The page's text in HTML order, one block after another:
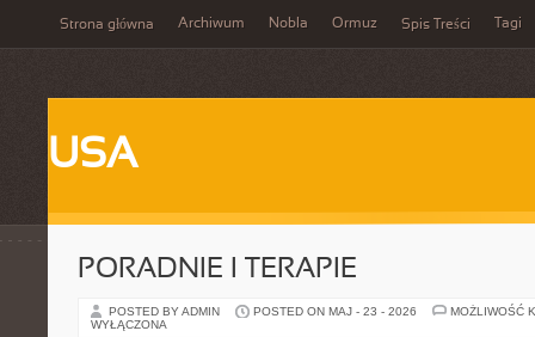
Strona główna Archiwum Nobla Ormuz Spis Treści Tagi
USA
PORADNIE I TERAPIE
POSTED BY ADMIN POSTED ON MAJ - 23 - 2026
MOŻLIWOŚĆ
WYŁĄCZONA